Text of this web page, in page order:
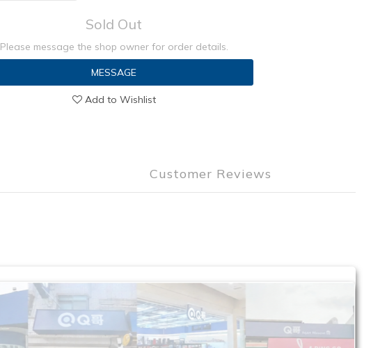
Sold Out
Please message the shop owner for order details.
MESSAGE
Add to Wishlist
Customer Reviews